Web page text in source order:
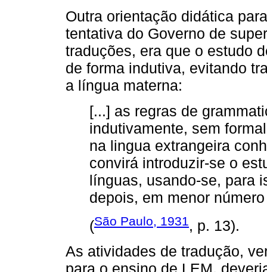
Outra orientação didática
tentativa do Governo de
traduções, era que o estudo
de forma indutiva, evitando
a língua materna:
[...] as regras de
indutivamente, sem
na lingua extrangeira
convirá introduzir-se o
línguas, usando-se, para
depois, em menor
(São Paulo, 1931, p. 13).
As atividades de tradução,
para o ensino de LEM,